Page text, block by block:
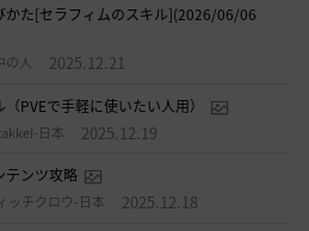
かた[セラフィムのスキル](2026/06/06
の人 2025.12.21
PVEで手軽に使いたい人用）
日本 2025.12.19
テンツ攻略
ッチクロウ-日本 2025.12.18